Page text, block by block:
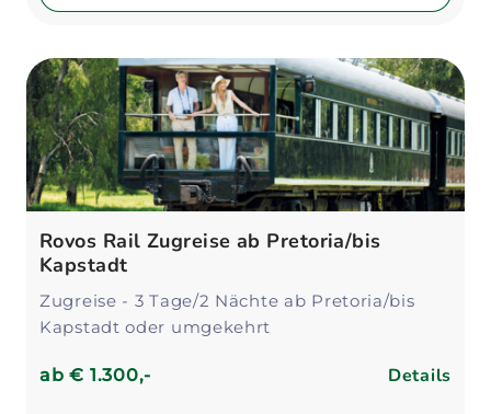
Rovos Rail Zugreise ab Pretoria/bis
Kapstadt
Zugreise - 3 Tage/2 Nächte ab Pretoria/bis
Kapstadt oder umgekehrt
ab€ 1.300,- Details